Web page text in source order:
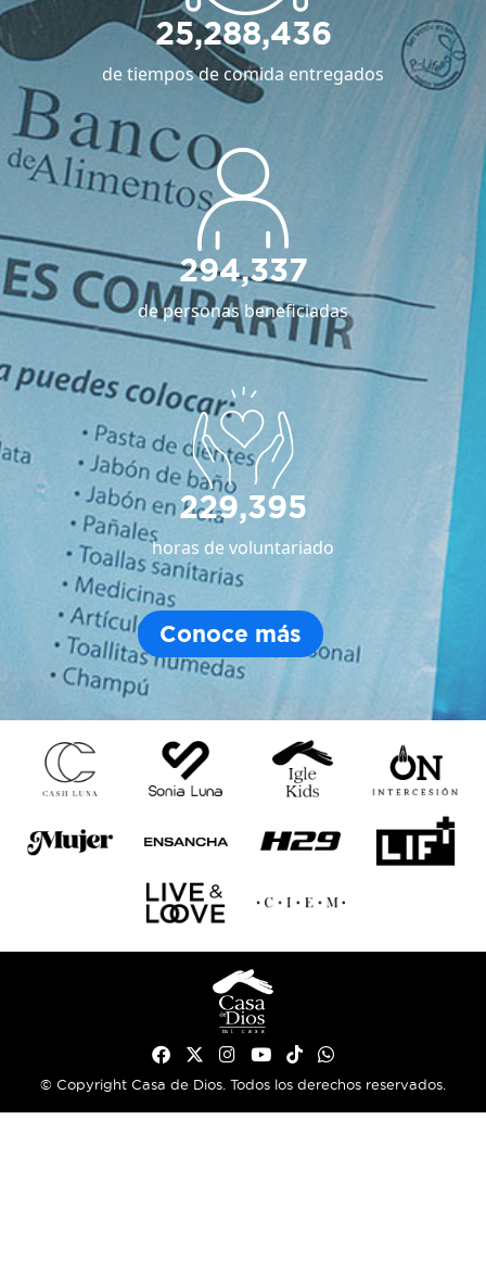
25,288,436
de tiempos de comida entregados
294,337
de personas beneficiadas
229,395
horas de voluntariado
Conoce más
© Copyright Casa de Dios. Todos los derechos reservados.